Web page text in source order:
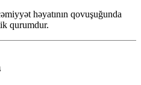
həyatının qovuşuğunda
qurumdur.